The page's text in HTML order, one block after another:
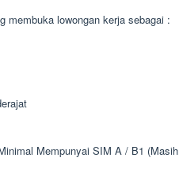
membuka lowongan kerja sebagai :
Mempunyai SIM A / B1 (Masih